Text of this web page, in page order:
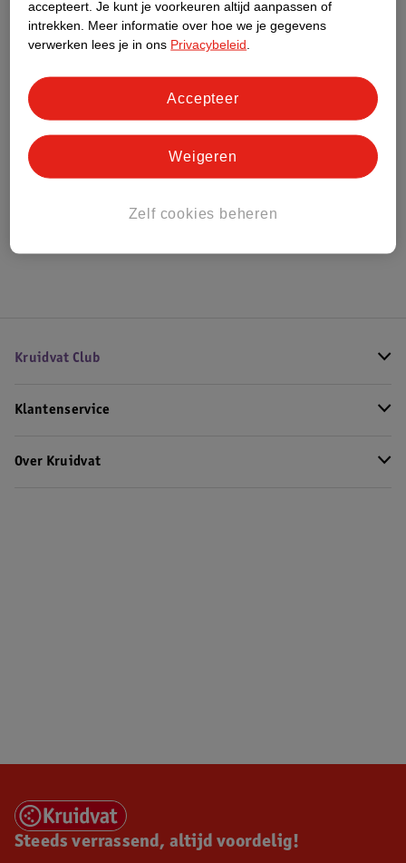
Bestel & Bezorginformatie
Bekijk ook
Kruidvat Club
Klantenservice
Over Kruidvat
Steeds verrassend, altijd voordelig!
accepteert. Je kunt je voorkeuren altijd aanpassen of
intrekken.
Meer informatie over hoe we je gegevens
verwerken lees je in ons Privacybeleid
Zelf cookies beheren
Weigeren
Accepteer